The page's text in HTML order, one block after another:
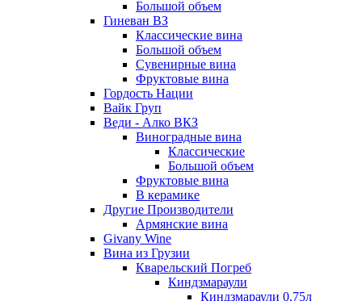
Большой объем
Гиневан ВЗ
Классические вина
Большой объем
Сувенирные вина
Фруктовые вина
Гордость Нации
Вайк Груп
Веди - Алко ВКЗ
Виноградные вина
Классические
Большой объем
Фруктовые вина
В керамике
Другие Производители
Армянские вина
Givany Wine
Вина из Грузии
Кварельский Погреб
Киндзмараули
Киндзмараули 0,75л